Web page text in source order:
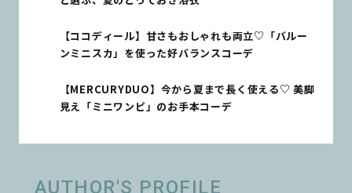
【ココディール】甘さもおしゃれも両立♡「バルー
ンミニスカ」を使った好バランスコーデ
【MERCURYDUO】今から夏まで長く使える♡ 美脚
見え「ミニワンピ」のお手本コーデ
AUTHOR'S PROFILE